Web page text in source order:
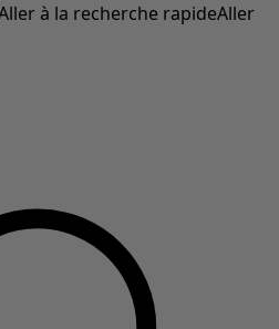
à la recherche rapideAller